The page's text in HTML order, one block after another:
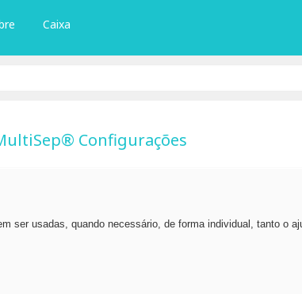
Caixa
Configurações
ser usadas, quando necessário, de forma individual, tanto o